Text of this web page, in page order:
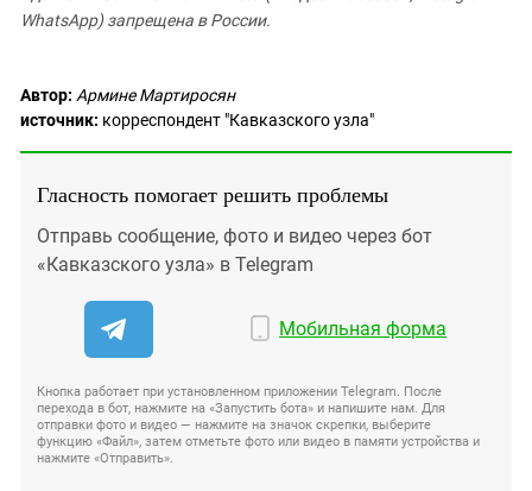
WhatsApp) запрещена в России.
Автор: Армине Мартиросян
источник: корреспондент "Кавказского узла"
Гласность помогает решить проблемы
Отправь сообщение, фото и видео через бот
«Кавказского узла» в Telegram
Мобильная форма
Кнопка работает при установленном приложении Telegram. После
перехода в бот, нажмите на «Запустить бота» и напишите нам. Для
отправки фото и видео — нажмите на значок скрепки, выберите
функцию «Файл», затем отметьте фото или видео в памяти устройства и
нажмите «Отправить».